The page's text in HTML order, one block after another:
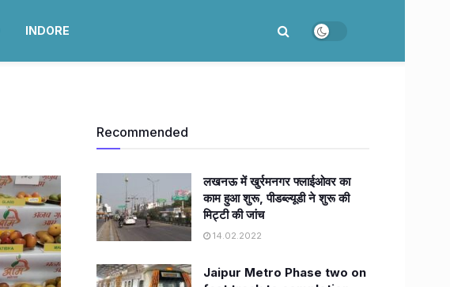
INDORE
Recommended
लखनऊ में खुर्रमनगर फ्लाईओवर का
काम हुआ शुरू, पीडब्ल्यूडी ने शुरू की
मिट्टी की जांच
14.02.2022
Jaipur Metro Phase two on